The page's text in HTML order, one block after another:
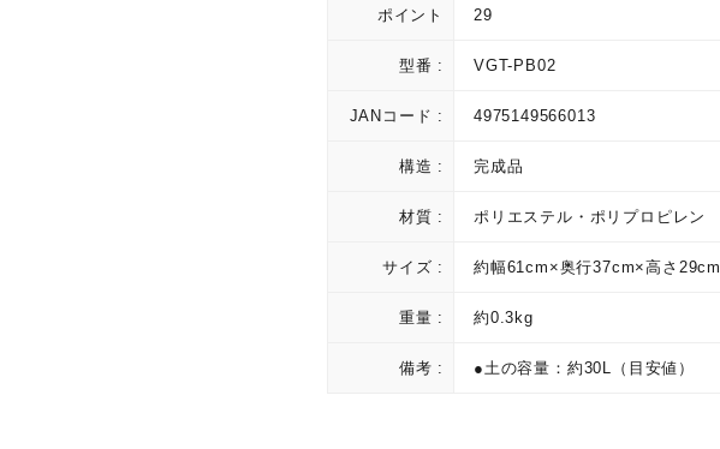
ポイント 29
型番 : VGT-PB02
JANコード : 4975149566013
構造 : 完成品
材質 : ポリエステル・ポリプロピレン
サイズ : 約幅61cm×奥行37cm×高さ29cm
重量 : 約0.3kg
備考 : ●土の容量：約30L（目安値）